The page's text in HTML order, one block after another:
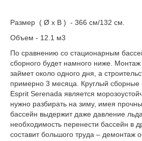
Размер ( Ø х В ) - 366 см/132 см.
Объем - 12.1 м3
По сравнению со стационарным
сборного будет намного ниже. Монтаж
займет около одного дня, а
примерно 3 месяца. Круглый сборные
Esprit Serenada является
нужно разбирать на зиму, имея
бассейн выдержит даже давление
необходимость перенести бассейн в
составит большого труда – демонтаж